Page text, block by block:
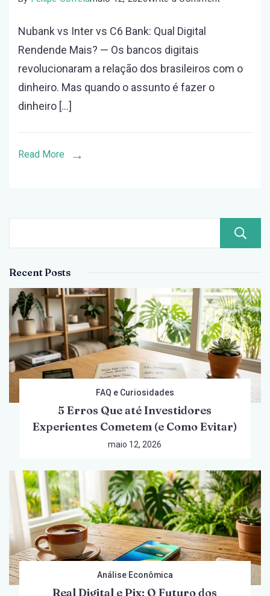
vs
Nubank vs Inter vs C6 Bank: Qual Digital
Rendende Mais? — Os bancos digitais
revolucionaram a relação dos brasileiros com o
dinheiro. Mas quando o assunto é fazer o
dinheiro […]
Read More
Recent Posts
FAQ e Curiosidades
5 Erros Que até Investidores
Experientes Cometem (e Como Evitar)
maio 12, 2026
Análise Econômica
Real Digital e Pix: O Futuro dos